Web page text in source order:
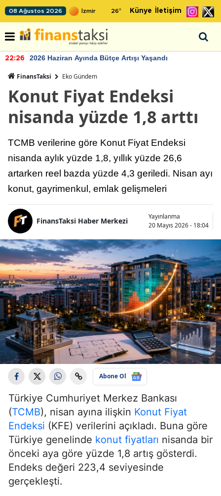
08 Ağustos 2026 26° Künye İletişim
22:26 2026 Haziran Ayında Bütçe Artışı Yaşandı
FinansTaksi Eko Gündem
Konut Fiyat Endeksi
nisanda yüzde 1,8 arttı
TCMB verilerine göre Konut Fiyat Endeksi
nisanda aylık yüzde 1,8, yıllık yüzde 26,6
artarken reel bazda yüzde 4,3 geriledi. Nisan ayı
konut, gayrimenkul, emlak gelişmeleri
FinansTaksi Haber Merkezi
Yayınlanma
20 Mayıs 2026 - 18:04
Abone Ol
Türkiye Cumhuriyet Merkez Bankası
(TCMB), nisan ayına ilişkin Konut Fiyat
Endeksi (KFE) verilerini açıkladı. Buna göre
Türkiye genelinde konut fiyatları nisanda bir
önceki aya göre yüzde 1,8 artış gösterdi.
Endeks değeri 223,4 seviyesinde
gerçekleşti.